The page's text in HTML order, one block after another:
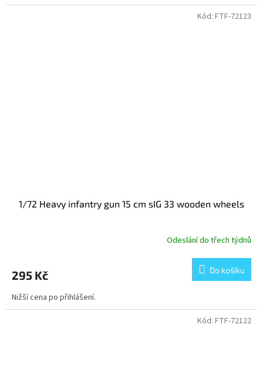
1/72 Heavy infantry gun 15 cm sIG 33 wooden wheels
Odeslání do třech týdnů
295 Kč Do košíku
Nižší cena po přihlášení.
Kód: FTF-72123
Kód: FTF-72122